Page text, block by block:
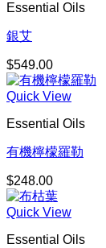
Essential Oils
銀艾
$549.00
Quick View
Essential Oils
有機檸檬羅勒
$248.00
Quick View
Essential Oils